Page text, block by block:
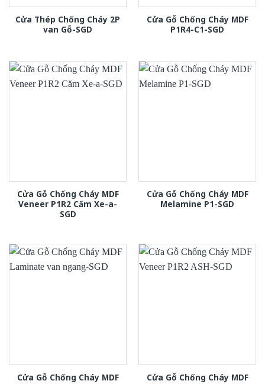
Cửa Thép Chống Cháy 2P
van Gỗ-SGD
Cửa Gỗ Chống Cháy MDF
P1R4-C1-SGD
Cửa Gỗ Chống Cháy MDF
Veneer P1R2 Căm Xe-a-
SGD
Cửa Gỗ Chống Cháy MDF
Melamine P1-SGD
Cửa Gỗ Chống Cháy MDF
Cửa Gỗ Chống Cháy MDF